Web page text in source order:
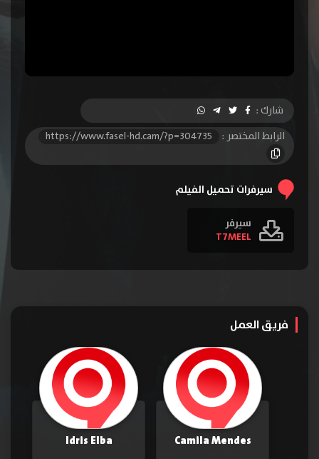
شارك :
الرابط المختصر :
https://www.fasel-hd.cam/?p=304735
سيرفرات تحميل الفيلم
سيرفر
T7MEEL
فريق العمل
Camila Mendes
Idris Elba